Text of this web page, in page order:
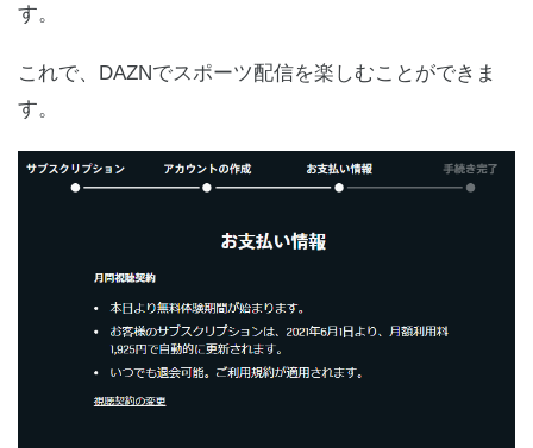
す。
これで、DAZNでスポーツ配信を楽しむことができま
す。